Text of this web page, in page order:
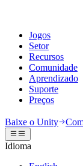
Jogos
Setor
Recursos
Comunidade
Aprendizado
Suporte
Preços
Engine do Unity
Crie jogos 2D e 3D
Colaboração 3D
Construa e revise
Documentação
Discussões
Unity Learn
Domine habilidades
Obter ajuda
Ajudando você a ter
Baixe o Unity
Idioma